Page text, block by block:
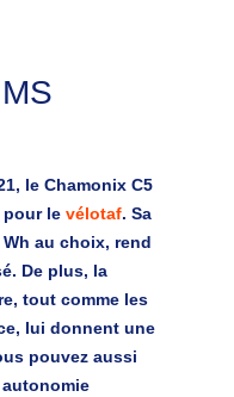
le Chamonix C5
le vélotaf. Sa
au choix, rend
De plus, la
tout comme les
lui donnent une
pouvez aussi